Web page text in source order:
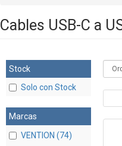
Cables USB-C a
Stock
Solo con Stock
Marcas
VENTION (74)